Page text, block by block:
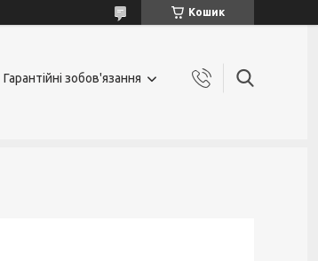
Кошик
Гарантійні зобов'язання